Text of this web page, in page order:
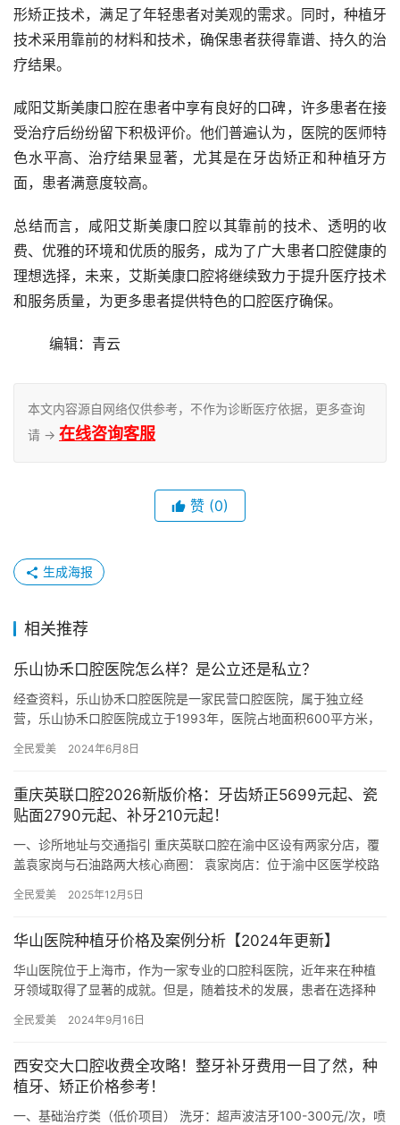
形矫正技术，满足了年轻患者对美观的需求。同时，种植牙
技术采用靠前的材料和技术，确保患者获得靠谱、持久的治
疗结果。
咸阳艾斯美康口腔在患者中享有良好的口碑，许多患者在接
受治疗后纷纷留下积极评价。他们普遍认为，医院的医师特
色水平高、治疗结果显著，尤其是在牙齿矫正和种植牙方
面，患者满意度较高。
总结而言，咸阳艾斯美康口腔以其靠前的技术、透明的收
费、优雅的环境和优质的服务，成为了广大患者口腔健康的
理想选择，未来，艾斯美康口腔将继续致力于提升医疗技术
和服务质量，为更多患者提供特色的口腔医疗确保。
	编辑：青云
本文内容源自网络仅供参考，不作为诊断医疗依据，更多查询
请 → 在线咨询客服
赞 (0)
生成海报
相关推荐
乐山协禾口腔医院怎么样？是公立还是私立？
经查资料，乐山协禾口腔医院是一家民营口腔医院，属于独立经
营，乐山协禾口腔医院成立于1993年，医院占地面积600平方米，
牙、…
全民爱美 2024年6月8日
重庆英联口腔2026新版价格：牙齿矫正5699元起、瓷
贴面2790元起、补牙210元起！
一、诊所地址与交通指引 重庆英联口腔在渝中区设有两家分店，覆
盖袁家岗与石油路两大核心商圈： 袁家岗店：位于渝中区医学校路
全民爱美 2025年12月5日
华山医院种植牙价格及案例分析【2024年更新】
华山医院位于上海市，作为一家专业的口腔科医院，近年来在种植
牙领域取得了显著的成就。但是，随着技术的发展，患者在选择种
院种植…
全民爱美 2024年9月16日
西安交大口腔收费全攻略！整牙补牙费用一目了然，种
植牙、矫正价格参考！
一、基础治疗类（低价项目） 洗牙：超声波洁牙100-300元/次，喷